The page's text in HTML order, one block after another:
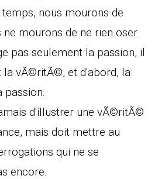
nous mourons de
mourons de ne rien oser.
pas seulement la passion, il
la vÃ©ritÃ©, et d'abord, la
d'illustrer une vÃ©ritÃ©
mais doit mettre au
qui ne se
encore.